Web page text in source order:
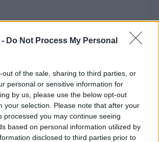
- Do Not Process My Personal
out of the sale, sharing to third parties, or
personal or sensitive information for
by us, please use the below opt-out
your selection. Please note that after your
processed you may continue seeing
based on personal information utilized by
disclosed to third parties prior to